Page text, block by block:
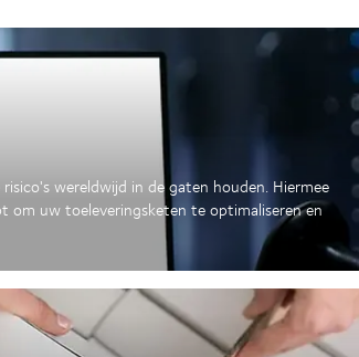
wereldwijd in de gaten houden. Hiermee
uw toeleveringsketen te optimaliseren en